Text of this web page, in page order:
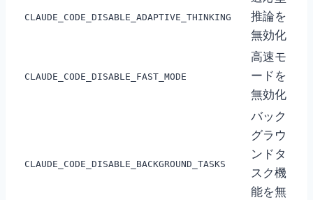
CLAUDE_CODE_DISABLE_ADAPTIVE_THINKING
推論を
無効化
CLAUDE_CODE_DISABLE_FAST_MODE
高速モ
ードを
無効化
CLAUDE_CODE_DISABLE_BACKGROUND_TASKS
バック
グラウ
ンドタ
スク機
能を無